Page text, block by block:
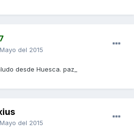
del 2015
desde Huesca. paz_
del 2015